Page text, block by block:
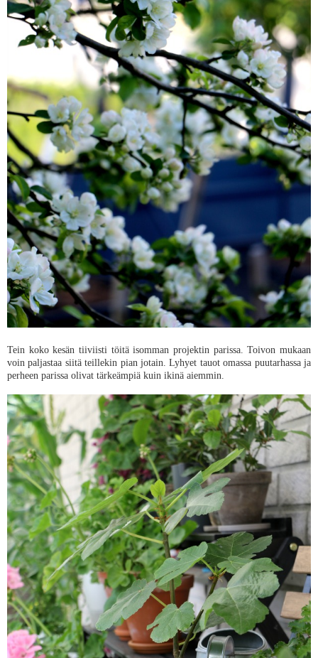
Tein koko kesän tiiviisti töitä isomman projektin parissa. Toivon mukaan
voin paljastaa siitä teillekin pian jotain. Lyhyet tauot omassa puutarhassa ja
perheen parissa olivat tärkeämpiä kuin ikinä aiemmin.